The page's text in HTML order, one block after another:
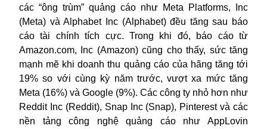
các “ông trùm” quảng cáo như Meta Platforms, Inc
(Meta) và Alphabet Inc (Alphabet) đều tăng sau báo
cáo tài chính tích cực. Trong khi đó, báo cáo từ
Amazon.com, Inc (Amazon) cũng cho thấy, sức tăng
mạnh mẽ khi doanh thu quảng cáo của hãng tăng tới
19% so với cùng kỳ năm trước, vượt xa mức tăng
Meta (16%) và Google (9%). Các công ty nhỏ hơn như
Reddit Inc (Reddit), Snap Inc (Snap), Pinterest và các
nền tảng công nghệ quảng cáo như AppLovin